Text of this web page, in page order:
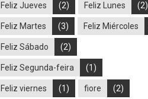
Feliz Jueves (2) Feliz Lunes (2)
Feliz Martes (3) Feliz Miércoles
Feliz Sábado (2)
Feliz Segunda-feira (1)
Feliz viernes (1) fiore (2)